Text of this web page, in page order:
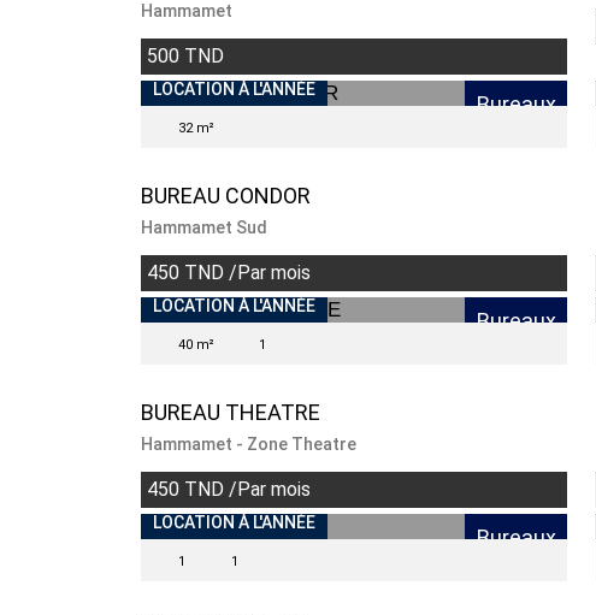
Hammamet
500 TND
INDISPONIBLE
LOCATION À L'ANNÉE
Bureaux
32 m²
BUREAU CONDOR
Hammamet Sud
450 TND /Par mois
INDISPONIBLE
LOCATION À L'ANNÉE
Bureaux
40 m² 1
BUREAU THEATRE
Hammamet - Zone Theatre
450 TND /Par mois
INDISPONIBLE
LOCATION À L'ANNÉE
Bureaux
1 1